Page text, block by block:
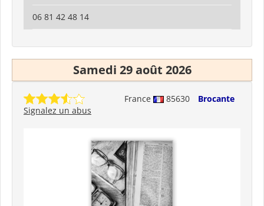
06 81 42 48 14
Samedi 29 août 2026
France 85630
Brocante
Signalez un abus